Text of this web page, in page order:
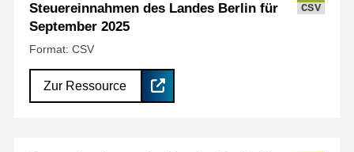
Steuereinnahmen des Landes Berlin für
September 2025
CSV
Format: CSV
Zur Ressource